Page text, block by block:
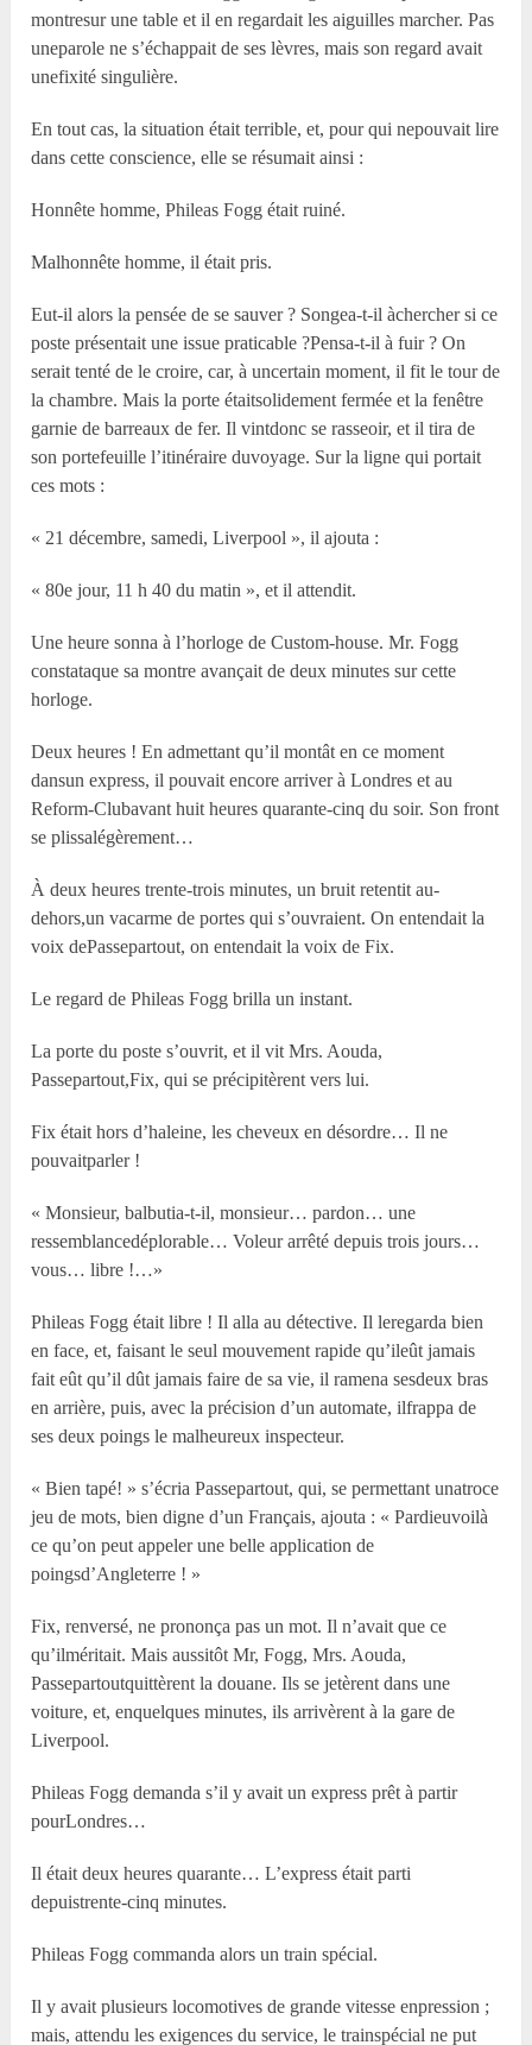
montresur une table et il en regardait les aiguilles marcher. Pas
uneparole ne s’échappait de ses lèvres, mais son regard avait
unefixité singulière.
En tout cas, la situation était terrible, et, pour qui nepouvait lire
dans cette conscience, elle se résumait ainsi :
Honnête homme, Phileas Fogg était ruiné.
Malhonnête homme, il était pris.
Eut-il alors la pensée de se sauver ? Songea-t-il àchercher si ce
poste présentait une issue praticable ?Pensa-t-il à fuir ? On
serait tenté de le croire, car, à uncertain moment, il fit le tour de
la chambre. Mais la porte étaitsolidement fermée et la fenêtre
garnie de barreaux de fer. Il vintdonc se rasseoir, et il tira de
son portefeuille l’itinéraire duvoyage. Sur la ligne qui portait
ces mots :
« 21 décembre, samedi, Liverpool », il ajouta :
« 80e jour, 11 h 40 du matin », et il attendit.
Une heure sonna à l’horloge de Custom-house. Mr. Fogg
constataque sa montre avançait de deux minutes sur cette
horloge.
Deux heures ! En admettant qu’il montât en ce moment
dansun express, il pouvait encore arriver à Londres et au
Reform-Clubavant huit heures quarante-cinq du soir. Son front
se plissalégèrement…
À deux heures trente-trois minutes, un bruit retentit au-
dehors,un vacarme de portes qui s’ouvraient. On entendait la
voix dePassepartout, on entendait la voix de Fix.
Le regard de Phileas Fogg brilla un instant.
La porte du poste s’ouvrit, et il vit Mrs. Aouda,
Passepartout,Fix, qui se précipitèrent vers lui.
Fix était hors d’haleine, les cheveux en désordre… Il ne
pouvaitparler !
« Monsieur, balbutia-t-il, monsieur… pardon… une
ressemblancedéplorable… Voleur arrêté depuis trois jours…
vous… libre !…»
Phileas Fogg était libre ! Il alla au détective. Il leregarda bien
en face, et, faisant le seul mouvement rapide qu’ileût jamais
fait eût qu’il dût jamais faire de sa vie, il ramena sesdeux bras
en arrière, puis, avec la précision d’un automate, ilfrappa de
ses deux poings le malheureux inspecteur.
« Bien tapé! » s’écria Passepartout, qui, se permettant unatroce
jeu de mots, bien digne d’un Français, ajouta : « Pardieuvoilà
ce qu’on peut appeler une belle application de
poingsd’Angleterre ! »
Fix, renversé, ne prononça pas un mot. Il n’avait que ce
qu’ilméritait. Mais aussitôt Mr, Fogg, Mrs. Aouda,
Passepartoutquittèrent la douane. Ils se jetèrent dans une
voiture, et, enquelques minutes, ils arrivèrent à la gare de
Liverpool.
Phileas Fogg demanda s’il y avait un express prêt à partir
pourLondres…
Il était deux heures quarante… L’express était parti
depuistrente-cinq minutes.
Phileas Fogg commanda alors un train spécial.
Il y avait plusieurs locomotives de grande vitesse enpression ;
mais, attendu les exigences du service, le trainspécial ne put